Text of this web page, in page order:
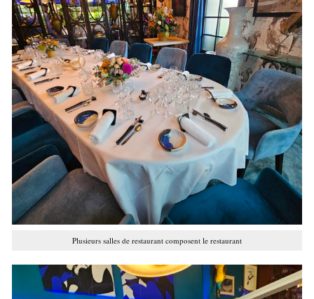
Plusieurs salles de restaurant composent le restaurant